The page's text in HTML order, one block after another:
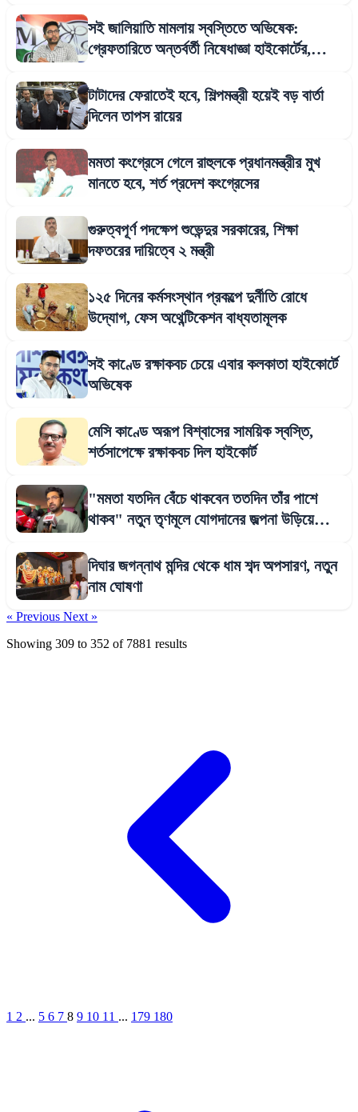
সই জালিয়াতি মামলায় স্বস্তিতে অভিষেক:
গ্রেফতারিতে অন্তর্বর্তী নিষেধাজ্ঞা হাইকোর্টের,
টাটাদের ফেরাতেই হবে, শিল্পমন্ত্রী হয়েই বড় বার্তা
দিলেন তাপস রায়ের
মমতা কংগ্রেসে গেলে রাহুলকে প্রধানমন্ত্রীর মুখ
মানতে হবে, শর্ত প্রদেশ কংগ্রেসের
গুরুত্বপূর্ণ পদক্ষেপ শুভেন্দুর সরকারের, শিক্ষা
দফতরের দায়িত্বে ২ মন্ত্রী
১২৫ দিনের কর্মসংস্থান প্রকল্পে দুর্নীতি রোধে
উদ্যোগ, ফেস অথেন্টিকেশন বাধ্যতামূলক
সই কাণ্ডে রক্ষাকবচ চেয়ে এবার কলকাতা হাইকোর্টে
অভিষেক
মেসি কাণ্ডে অরূপ বিশ্বাসের সাময়িক স্বস্তি,
শর্তসাপেক্ষে রক্ষাকবচ দিল হাইকোর্ট
"মমতা যতদিন বেঁচে থাকবেন ততদিন তাঁর পাশে
থাকব" নতুন তৃণমূলে যোগদানের জল্পনা উড়িয়ে
দিঘার জগন্নাথ মন্দির থেকে ধাম শব্দ অপসারণ, নতুন
নাম ঘোষণা
« Previous Next »
Showing 309 to 352 of 7881 results
1 2 ... 5 6 7 8 9 10 11 ... 179 180